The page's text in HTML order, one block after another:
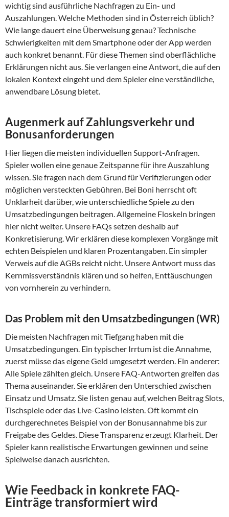
wichtig sind ausführliche Nachfragen zu Ein- und
Auszahlungen. Welche Methoden sind in Österreich üblich?
Wie lange dauert eine Überweisung genau? Technische
Schwierigkeiten mit dem Smartphone oder der App werden
auch konkret benannt. Für diese Themen sind oberflächliche
Erklärungen nicht aus. Sie verlangen eine Antwort, die auf den
lokalen Kontext eingeht und dem Spieler eine verständliche,
anwendbare Lösung bietet.
Augenmerk auf Zahlungsverkehr und
Bonusanforderungen
Hier liegen die meisten individuellen Support-Anfragen.
Spieler wollen eine genaue Zeitspanne für ihre Auszahlung
wissen. Sie fragen nach dem Grund für Verifizierungen oder
möglichen versteckten Gebühren. Bei Boni herrscht oft
Unklarheit darüber, wie unterschiedliche Spiele zu den
Umsatzbedingungen beitragen. Allgemeine Floskeln bringen
hier nicht weiter. Unsere FAQs setzen deshalb auf
Konkretisierung. Wir erklären diese komplexen Vorgänge mit
echten Beispielen und klaren Prozentangaben. Ein simpler
Verweis auf die AGBs reicht nicht. Unsere Antwort muss das
Kernmissverständnis klären und so helfen, Enttäuschungen
von vornherein zu verhindern.
Das Problem mit den Umsatzbedingungen (WR)
Die meisten Nachfragen mit Tiefgang haben mit die
Umsatzbedingungen. Ein typischer Irrtum ist die Annahme,
zuerst müsse das eigene Geld umgesetzt werden. Ein anderer:
Alle Spiele zählten gleich. Unsere FAQ-Antworten greifen das
Thema auseinander. Sie erklären den Unterschied zwischen
Einsatz und Umsatz. Sie listen genau auf, welchen Beitrag Slots,
Tischspiele oder das Live-Casino leisten. Oft kommt ein
durchgerechnetes Beispiel von der Bonusannahme bis zur
Freigabe des Geldes. Diese Transparenz erzeugt Klarheit. Der
Spieler kann realistische Erwartungen gewinnen und seine
Spielweise danach ausrichten.
Wie Feedback in konkrete FAQ-
Einträge transformiert wird